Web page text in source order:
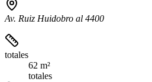
Av. Ruiz Huidobro al 4400
totales
62 m²
totales